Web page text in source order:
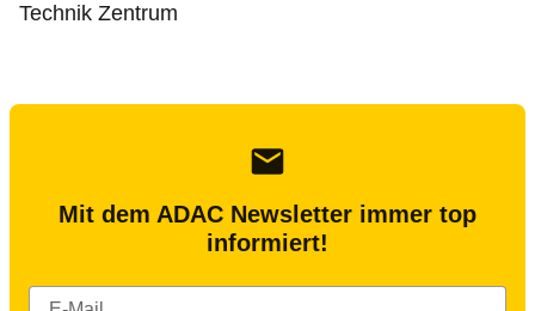
Technik Zentrum
Mit dem ADAC Newsletter immer top
informiert!